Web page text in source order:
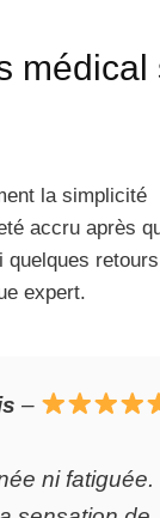
médical
la simplicité
accru après
quelques retours
expert.
–
ni fatiguée.